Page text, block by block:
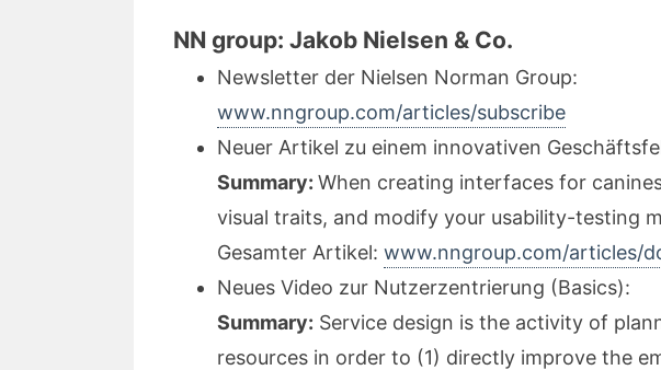
NN group: Jakob Nielsen & Co.
Newsletter der Nielsen Norman Group:
www.nngroup.com/articles/subscribe
Neuer Artikel zu einem innovativen
Summary: When creating interfaces for
visual traits, and modify your usability-testing
Gesamter Artikel: www.nngroup.com/articles/
Neues Video zur Nutzerzentrierung (Basics):
Summary: Service design is the activity of
resources in order to (1) directly improve the